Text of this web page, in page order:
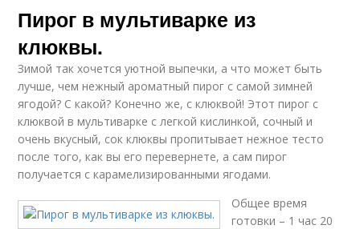
Пирог в мультиварке из
клюквы.
Зимой так хочется уютной выпечки, а что может быть
лучше, чем нежный ароматный пирог с самой зимней
ягодой? С какой? Конечно же, с клюквой! Этот пирог с
клюквой в мультиварке с легкой кислинкой, сочный и
очень вкусный, сок клюквы пропитывает нежное тесто
после того, как вы его перевернете, а сам пирог
получается с карамелизированными ягодами.
Общее время
готовки – 1 час 20